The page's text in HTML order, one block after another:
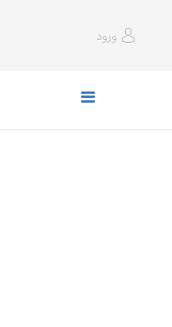
ورود